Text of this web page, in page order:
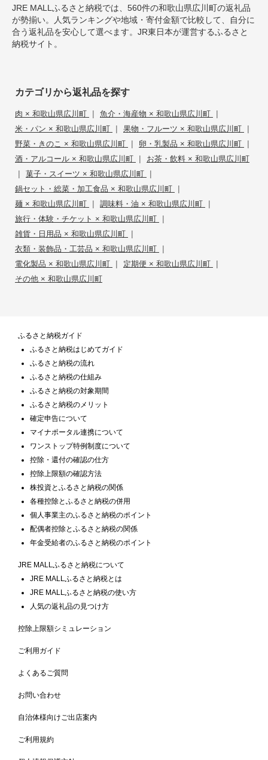
JRE MALLふるさと納税では、560件の和歌山県広川町の返礼品
が勢揃い。人気ランキングや地域・寄付金額で比較して、自分に
合う返礼品を安心して選べます。JR東日本が運営するふるさと
納税サイト。
カテゴリから返礼品を探す
肉 × 和歌山県広川町 | 魚介・海産物 × 和歌山県広川町 |
米・パン × 和歌山県広川町 | 果物・フルーツ × 和歌山県広川町 |
野菜・きのこ × 和歌山県広川町 | 卵・乳製品 × 和歌山県広川町 |
酒・アルコール × 和歌山県広川町 | お茶・飲料 × 和歌山県広川町
| 菓子・スイーツ × 和歌山県広川町 |
鍋セット・総菜・加工食品 × 和歌山県広川町 |
麺 × 和歌山県広川町 | 調味料・油 × 和歌山県広川町 |
旅行・体験・チケット × 和歌山県広川町 |
雑貨・日用品 × 和歌山県広川町 |
衣類・装飾品・工芸品 × 和歌山県広川町 |
電化製品 × 和歌山県広川町 | 定期便 × 和歌山県広川町 |
その他 × 和歌山県広川町
ふるさと納税ガイド
ふるさと納税はじめてガイド
ふるさと納税の流れ
ふるさと納税の仕組み
ふるさと納税の対象期間
ふるさと納税のメリット
確定申告について
マイナポータル連携について
ワンストップ特例制度について
控除・還付の確認の仕方
控除上限額の確認方法
株投資とふるさと納税の関係
各種控除とふるさと納税の併用
個人事業主のふるさと納税のポイント
配偶者控除とふるさと納税の関係
年金受給者のふるさと納税のポイント
JRE MALLふるさと納税について
JRE MALLふるさと納税とは
JRE MALLふるさと納税の使い方
人気の返礼品の見つけ方
控除上限額シミュレーション
ご利用ガイド
よくあるご質問
お問い合わせ
自治体様向けご出店案内
ご利用規約